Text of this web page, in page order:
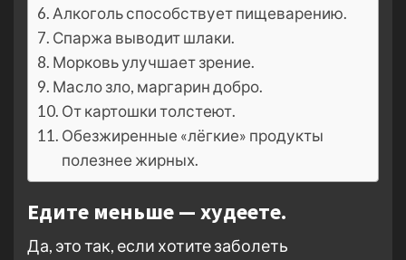
Алкоголь способствует пищеварению.
Спаржа выводит шлаки.
Морковь улучшает зрение.
Масло зло, маргарин добро.
От картошки толстеют.
Обезжиренные «лёгкие» продукты
полезнее жирных.
Едите меньше — худеете.
Да, это так, если хотите заболеть